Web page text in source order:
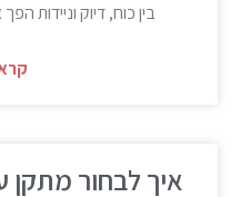
בין כוח, דיוק וניידות
איך לבחור מתקן